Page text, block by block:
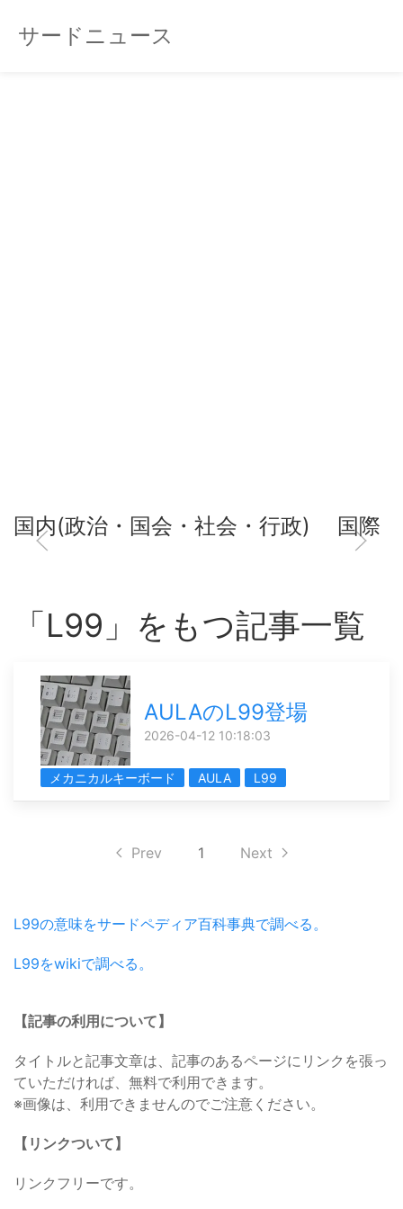
サードニュース
国内(政治・国会・社会・行政) 国際
「L99」をもつ記事一覧
AULAのL99登場
2026-04-12 10:18:03
メカニカルキーボード AULA L99
Prev 1 Next
L99の意味をサードペディア百科事典で調べる。
L99をwikiで調べる。
【記事の利用について】
タイトルと記事文章は、記事のあるページにリンクを張っ
ていただければ、無料で利用できます。
※画像は、利用できませんのでご注意ください。
【リンクついて】
リンクフリーです。